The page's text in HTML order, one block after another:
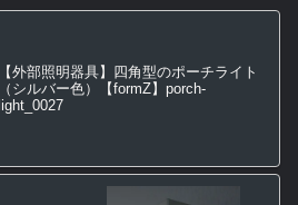
【外部照明器具】四角型のポーチライト
（シルバー色）【formZ】porch-
light_0027